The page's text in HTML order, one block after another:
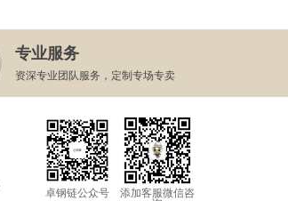
专业服务
资深专业团队服务，定制专场专卖
卓钢链公众号
添加客服微信咨